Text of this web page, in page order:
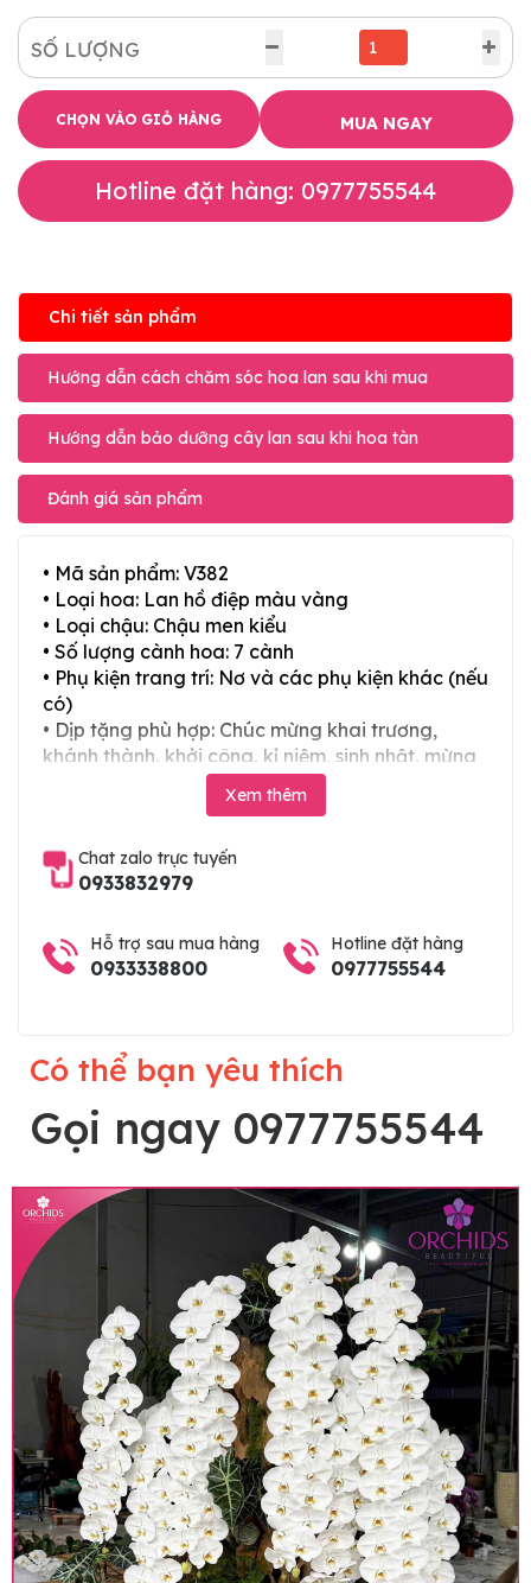
SỐ LƯỢNG
CHỌN VÀO GIỎ HÀNG MUA NGAY
Hotline đặt hàng: 0977755544
Chi tiết sản phẩm
Hướng dẫn cách chăm sóc hoa lan sau khi mua
Hướng dẫn bảo dưỡng cây lan sau khi hoa tàn
Đánh giá sản phẩm
• Mã sản phẩm: V382
• Loại hoa: Lan hồ điệp màu vàng
• Loại chậu: Chậu men kiểu
• Số lượng cành hoa: 7 cành
• Phụ kiện trang trí: Nơ và các phụ kiện khác (nếu
có)
• Dịp tặng phù hợp: Chúc mừng khai trương,
khánh thành, khởi công, kỉ niệm, sinh nhật, mừng
thọ, mừng cưới, tân gia và các ngày lễ tết trong
Lưu ý trước khi đặt hàng
• Về cây hoa: Một chậu hoa lan hồ điệp đẹp và
hoàn chỉnh sẽ được phối ghép từ nhiều cây hoa
và tạo dáng hoàn toàn thủ công nên có thể sẽ
khác nhau đôi chút giữa sản phẩm thực tế và
Xem thêm
Chat zalo trực tuyến
0933832979
Hỗ trợ sau mua hàng
0933338800
Hotline đặt hàng
0977755544
Có thể bạn yêu thích
Gọi ngay 0977755544